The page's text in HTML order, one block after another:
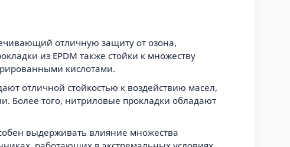
отличную защиту от озона,
из EPDM также стойки к множеству
кислотами.
отличной стойкостью к воздействию масел,
Более того, нитриловые прокладки обладают
выдерживать влияние множества